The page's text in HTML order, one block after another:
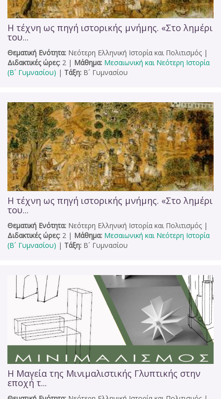
Η τέχνη ως πηγή ιστορικής μνήμης. «Στο λημέρι
του...
Θεματική Ενότητα: Νεότερη Ελληνική Ιστορία και Πολιτισμός |
Διδακτικές ώρες: 2 | Μάθημα: Μεσαιωνική και Νεότερη Ιστορία
(Β´ Γυμνασίου) | Τάξη: Β´ Γυμνασίου
Η τέχνη ως πηγή ιστορικής μνήμης. «Στο λημέρι
του...
Θεματική Ενότητα: Νεότερη Ελληνική Ιστορία και Πολιτισμός |
Διδακτικές ώρες: 2 | Μάθημα: Μεσαιωνική και Νεότερη Ιστορία
(Β´ Γυμνασίου) | Τάξη: Β´ Γυμνασίου
Η Μαγεία της Μινιμαλιστικής Γλυπτικής στην
εποχή τ...